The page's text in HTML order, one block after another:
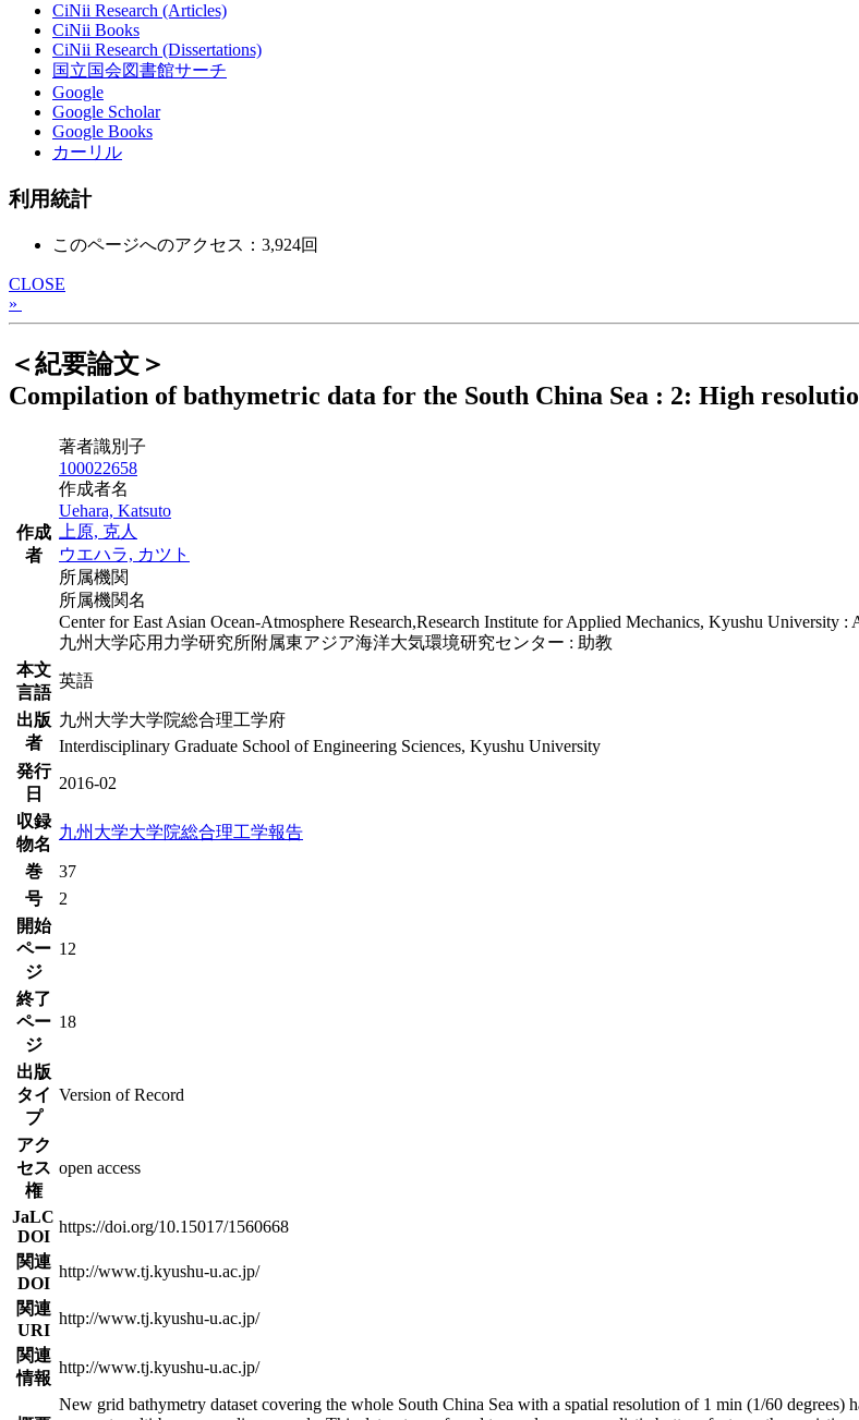
CiNii Research (Articles)
CiNii Books
CiNii Research (Dissertations)
国立国会図書館サーチ
Google
Google Scholar
Google Books
カーリル
利用統計
このページへのアクセス：3,924回
CLOSE
»
＜紀要論文＞
Compilation of bathymetric data for the South China Sea : 2: High
作成
者
著者識別子
100022658
作成者名
Uehara, Katsuto
上原, 克人
ウエハラ, カツト
所属機関
所属機関名
Center for East Asian Ocean-Atmosphere Research,Research Institute for Applied Mechanics, Kyushu University :
九州大学応用力学研究所附属東アジア海洋大気環境研究センター : 助教
本文
言語
英語
出版
者
九州大学大学院総合理工学府
Interdisciplinary Graduate School of Engineering Sciences, Kyushu University
発行
日
2016-02
収録
物名
九州大学大学院総合理工学報告
巻
37
号
2
開始
ペー
ジ
12
終了
ペー
ジ
18
出版
タイ
プ
Version of Record
アク
セス
権
open access
JaLC
DOI
https://doi.org/10.15017/1560668
関連
DOI
http://www.tj.kyushu-u.ac.jp/
関連
URI
http://www.tj.kyushu-u.ac.jp/
関連
情報
http://www.tj.kyushu-u.ac.jp/
New grid bathymetry dataset covering the whole South China Sea with a spatial resolution of 1 min (1/60